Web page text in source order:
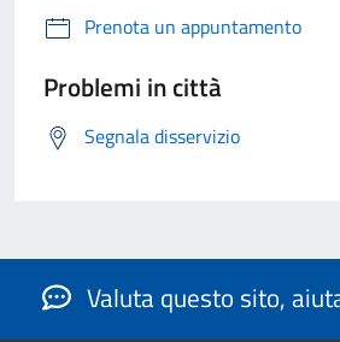
Prenota un appuntamento
Problemi in città
Segnala disservizio
Valuta questo sito,